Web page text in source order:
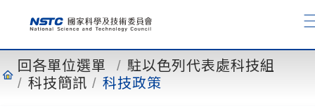
容 回各單位選單
駐以色列代表處科技組
科技簡訊
科技政策